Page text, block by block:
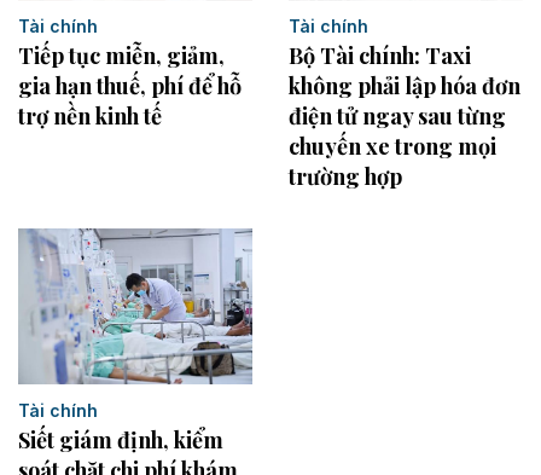
Tài chính
Tiếp tục miễn, giảm,
gia hạn thuế, phí để hỗ
trợ nền kinh tế
Tài chính
Bộ Tài chính: Taxi
không phải lập hóa đơn
điện tử ngay sau từng
chuyến xe trong mọi
trường hợp
Tài chính
Siết giám định, kiểm